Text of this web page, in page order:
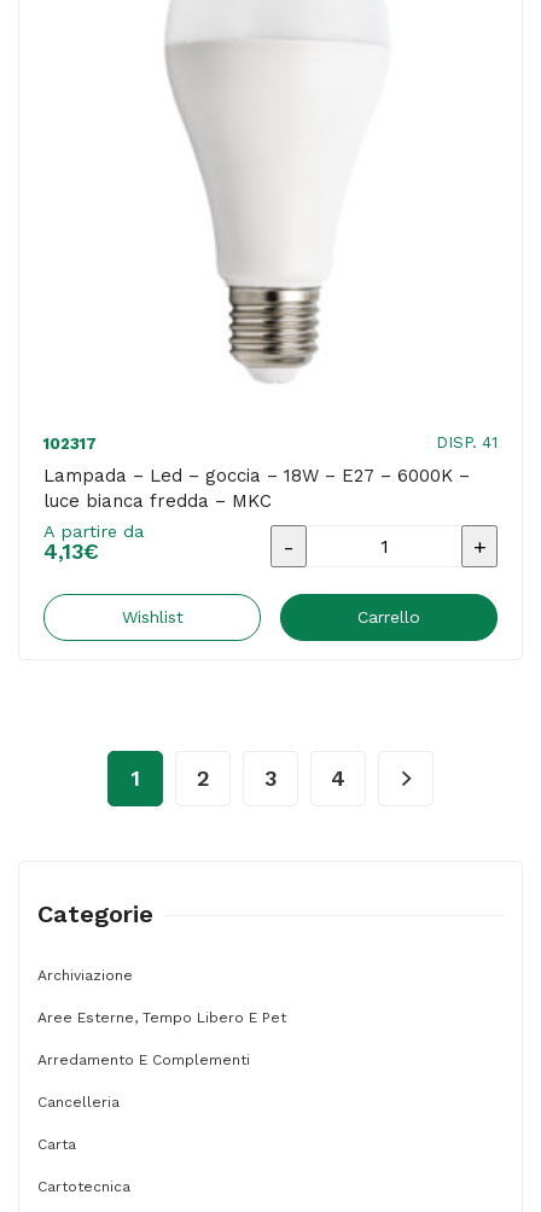
-
MKC
quantità
102317 DISP. 41
Lampada – Led – goccia – 18W – E27 – 6000K –
luce bianca fredda – MKC
A partire da
4,13€
Lampada
Led
bianca
Wishlist Carrello
1 2 3 4
Categorie
Archiviazione
Aree Esterne, Tempo Libero E Pet
Arredamento E Complementi
Cancelleria
Carta
Cartotecnica